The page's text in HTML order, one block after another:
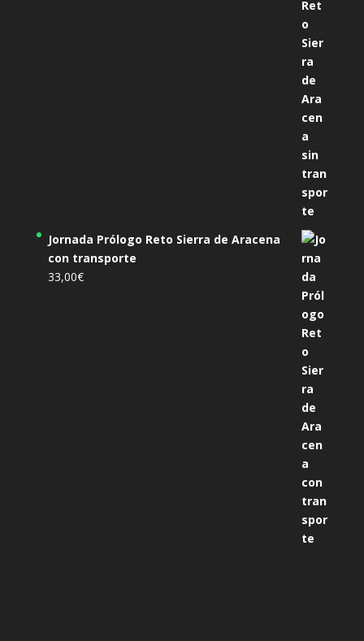
Jornada Prólogo Reto Sierra de Aracena
con transporte
33,00€